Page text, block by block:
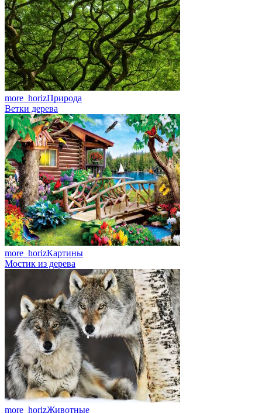
more_horizПрирода
Ветки дерева
more_horizКартины
Мостик из дерева
more_horizЖивотные